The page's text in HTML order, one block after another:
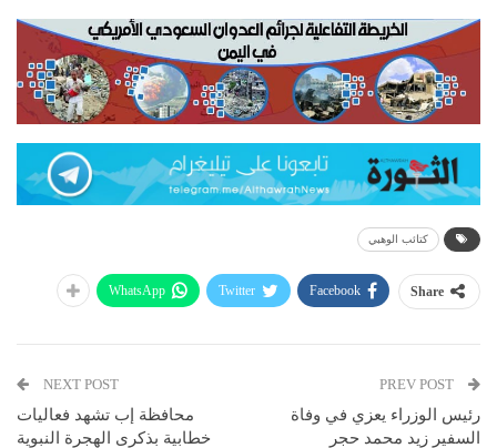
كتائب الوهبي
Share
Facebook
Twitter
WhatsApp
رئيس الوزراء يعزي في وفاة
السفير زيد محمد حجر
NEXT POST
محافظة إب تشهد فعاليات
خطابية بذكرى الهجرة النبوية